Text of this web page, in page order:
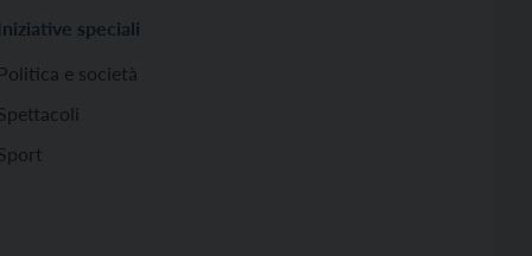
Iniziative speciali
Politica e società